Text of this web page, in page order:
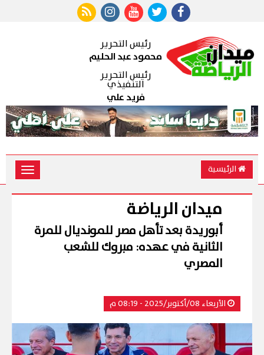
رئيس التحرير
محمود عبد الحليم
رئيس التحرير
التنفيذي
فريد علي
الرئيسية
Toggle
ميدان الرياضة
أبوريدة بعد تأهل مصر للمونديال للمرة
الثانية في عهده: مبروك للشعب
المصري
الأربعاء 08/أكتوبر/2025 - 08:19 م